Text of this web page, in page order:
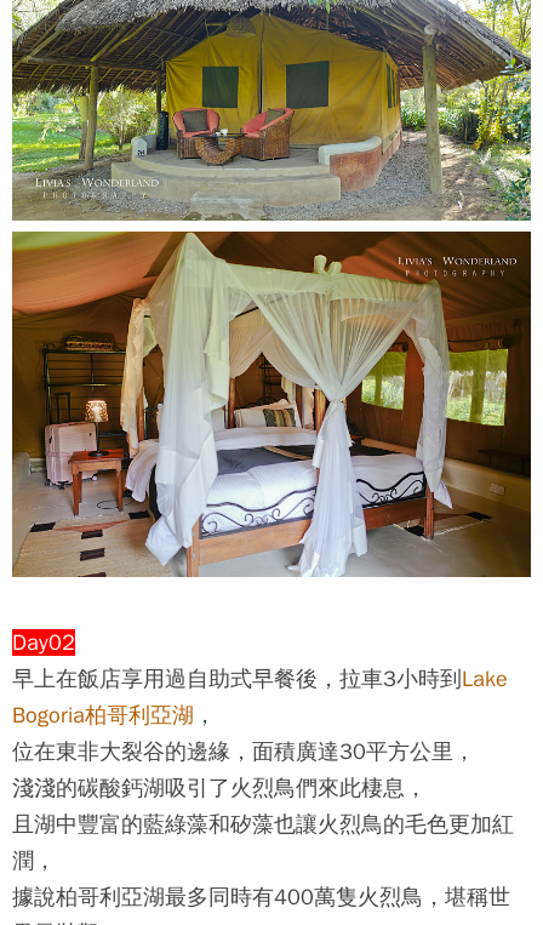
Day02
早上在飯店享用過自助式早餐後，拉車3小時到 Lake
Bogoria柏哥利亞湖 ，
位在東非大裂谷的邊緣，面積廣達30平方公里，
淺淺的碳酸鈣湖吸引了火烈鳥們來此棲息，
且湖中豐富的藍綠藻和矽藻也讓火烈鳥的毛色更加紅
潤，
據說柏哥利亞湖最多同時有400萬隻火烈鳥，堪稱世